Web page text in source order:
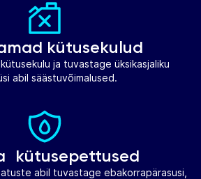
kütusekulud
ja tuvastage üksikasjaliku
abil säästuvõimalused.
kütusepettused
abil tuvastage ebakorrapärasusi,